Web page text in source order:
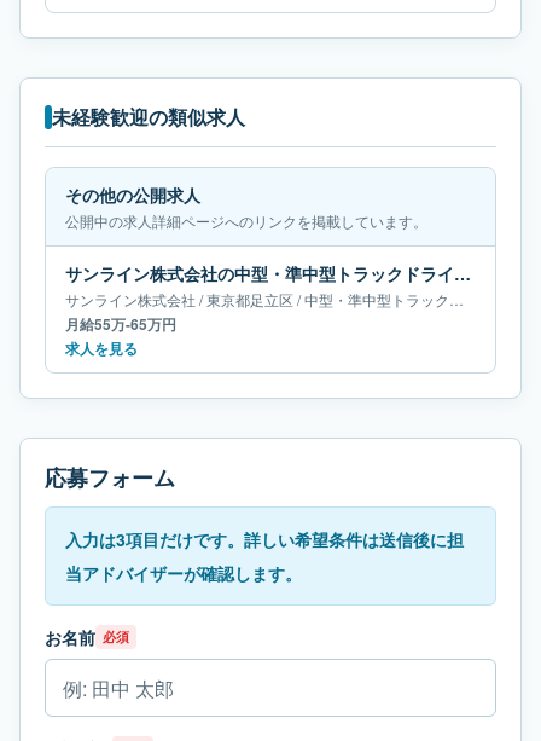
未経験歓迎の類似求人
その他の公開求人
公開中の求人詳細ページへのリンクを掲載しています。
サンライン株式会社の中型・準中型トラックドライバー求人｜東京都足立区｜月給55万-65万円
サンライン株式会社 /東京都足立区 /中型・準中型トラックドライバー
月給55万-65万円
求人を見る
応募フォーム
入力は3項目だけです。詳しい希望条件は送信後に担
当アドバイザーが確認します。
お名前 必須